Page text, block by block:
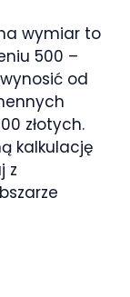
wymiar to
500 –
od
złotych.
kalkulację
z